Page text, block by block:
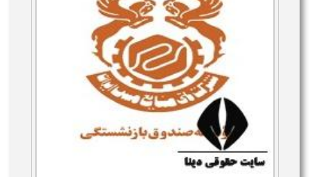
پرونده صورت گیرد. عمامه پ...